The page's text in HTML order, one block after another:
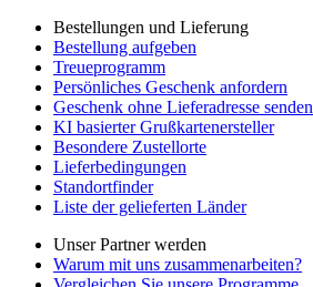
Bestellungen und Lieferung
Bestellung aufgeben
Treueprogramm
Persönliches Geschenk anfordern
Geschenk ohne Lieferadresse senden
KI basierter Grußkartenersteller
Besondere Zustellorte
Lieferbedingungen
Standortfinder
Liste der gelieferten Länder
Unser Partner werden
Warum mit uns zusammenarbeiten?